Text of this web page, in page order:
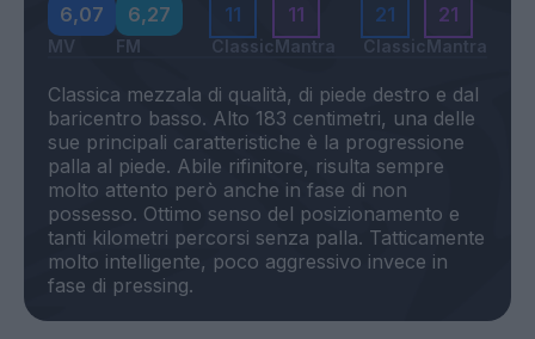
6,07
MV
6,27
FM
11
Classic
11
Mantra
21
Classic
21
Mantra
Classica mezzala di qualità, di piede destro e dal
baricentro basso. Alto 183 centimetri, una delle
sue principali caratteristiche è la progressione
palla al piede. Abile rifinitore, risulta sempre
molto attento però anche in fase di non
possesso. Ottimo senso del posizionamento e
tanti kilometri percorsi senza palla. Tatticamente
molto intelligente, poco aggressivo invece in